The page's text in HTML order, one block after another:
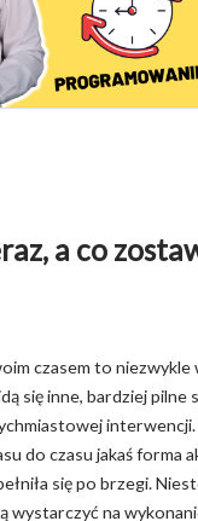
a co
czasem to niezwykle
się inne, bardziej pilne
interwencji.
do czasu jakaś forma
się po brzegi.
wystarczyć na